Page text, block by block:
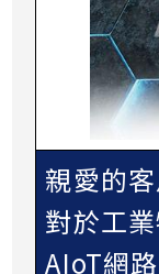
親愛的客
對於工
AIoT網